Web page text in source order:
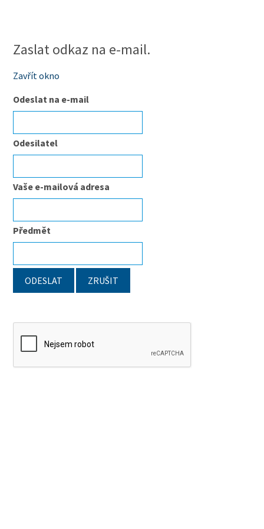
Zaslat odkaz na e-mail.
Zavřít okno
Odeslat na e-mail
Odesilatel
Vaše e-mailová adresa
Předmět
ODESLAT ZRUŠIT